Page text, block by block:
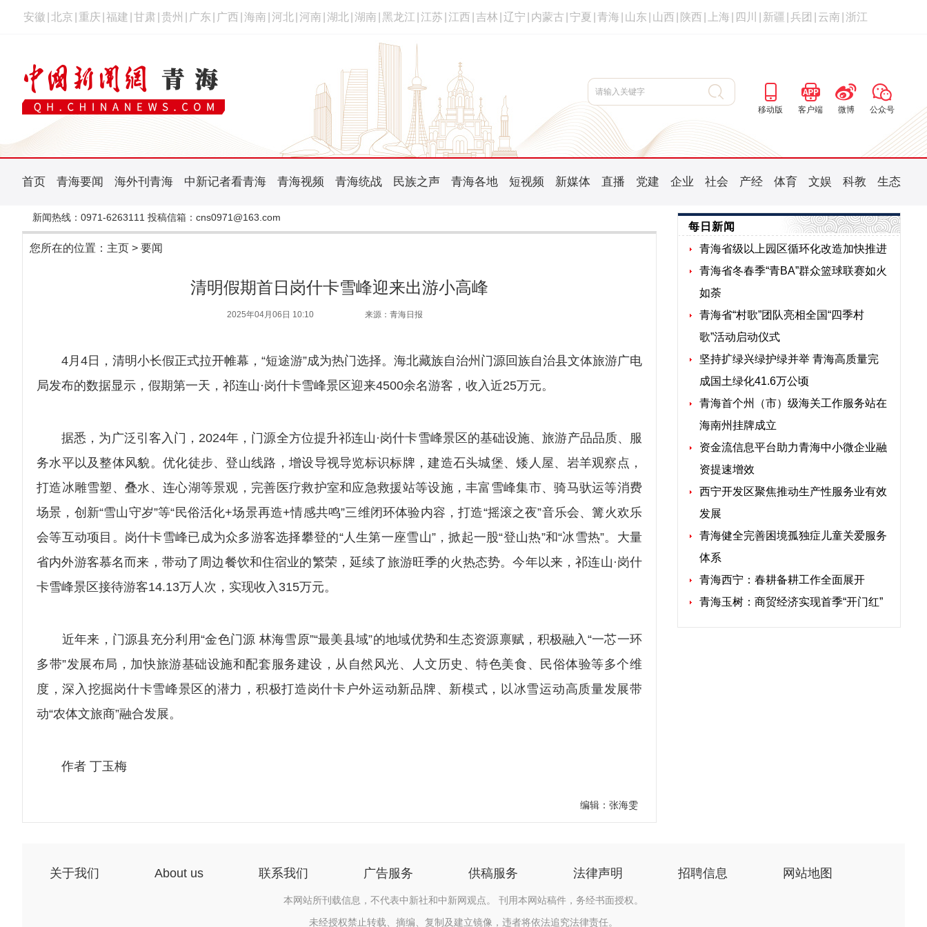
安徽 北京 重庆 福建 甘肃 贵州 广东 广西 海南 河北 河南 湖北 湖南 黑龙江 江苏 江西 吉林 辽宁 内蒙古 宁夏 青海 山东 山西 陕西 上海 四川 新疆 兵团 云南 浙江
移动版 客户端 微博 公众号
首页 青海要闻 海外刊青海 中新记者看青海 青海视频 青海统战 民族之声 青海各地 短视频 新媒体 直播 党建 企业 社会 产经 体育 文娱 科教 生态
新闻热线：0971-6263111 投稿信箱：cns0971@163.com
您所在的位置： 主页 > 要闻
清明假期首日岗什卡雪峰迎来出游小高峰
2025年04月06日 10:10 来源：青海日报
4月4日，清明小长假正式拉开帷幕，“短途游”成为热门选择。海北藏族自治州门源回族自治县文体旅游广电
局发布的数据显示，假期第一天，祁连山·岗什卡雪峰景区迎来4500余名游客，收入近25万元。
据悉，为广泛引客入门，2024年，门源全方位提升祁连山·岗什卡雪峰景区的基础设施、旅游产品品质、服
务水平以及整体风貌。优化徒步、登山线路，增设导视导览标识标牌，建造石头城堡、矮人屋、岩羊观察点，
打造冰雕雪塑、叠水、连心湖等景观，完善医疗救护室和应急救援站等设施，丰富雪峰集市、骑马驮运等消费
场景，创新“雪山守岁”等“民俗活化+场景再造+情感共鸣”三维闭环体验内容，打造“摇滚之夜”音乐会、篝火欢乐
会等互动项目。岗什卡雪峰已成为众多游客选择攀登的“人生第一座雪山”，掀起一股“登山热”和“冰雪热”。大量
省内外游客慕名而来，带动了周边餐饮和住宿业的繁荣，延续了旅游旺季的火热态势。今年以来，祁连山·岗什
卡雪峰景区接待游客14.13万人次，实现收入315万元。
近年来，门源县充分利用“金色门源 林海雪原”“最美县域”的地域优势和生态资源禀赋，积极融入“一芯一环
多带”发展布局，加快旅游基础设施和配套服务建设，从自然风光、人文历史、特色美食、民俗体验等多个维
度，深入挖掘岗什卡雪峰景区的潜力，积极打造岗什卡户外运动新品牌、新模式，以冰雪运动高质量发展带
动“农体文旅商”融合发展。
作者 丁玉梅
编辑：张海雯
每日新闻
青海省级以上园区循环化改造加快推进
青海省冬春季“青BA”群众篮球联赛如火
如荼
青海省“村歌”团队亮相全国“四季村
歌”活动启动仪式
坚持扩绿兴绿护绿并举 青海高质量完
成国土绿化41.6万公顷
青海首个州（市）级海关工作服务站在
海南州挂牌成立
资金流信息平台助力青海中小微企业融
资提速增效
西宁开发区聚焦推动生产性服务业有效
发展
青海健全完善困境孤独症儿童关爱服务
体系
青海西宁：春耕备耕工作全面展开
青海玉树：商贸经济实现首季“开门红”
关于我们 About us 联系我们 广告服务 供稿服务 法律声明 招聘信息 网站地图
本网站所刊载信息，不代表中新社和中新网观点。 刊用本网站稿件，务经书面授权。
未经授权禁止转载、摘编、复制及建立镜像，违者将依法追究法律责任。